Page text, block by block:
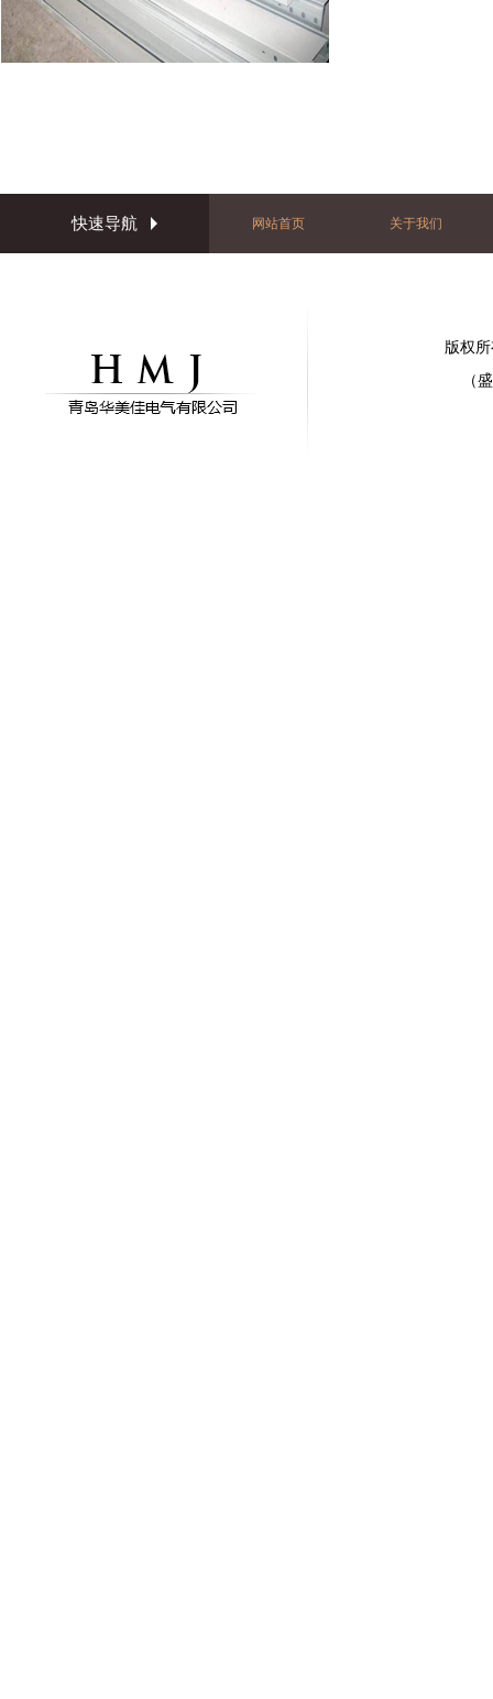
快速导航 网站首页 关于我们
版权
（